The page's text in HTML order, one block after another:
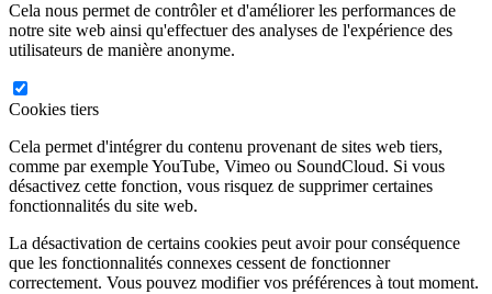
Cela nous permet de contrôler et d'améliorer les performances de
notre site web ainsi qu'effectuer des analyses de l'expérience des
utilisateurs de manière anonyme.
Cookies tiers
Cela permet d'intégrer du contenu provenant de sites web tiers,
comme par exemple YouTube, Vimeo ou SoundCloud. Si vous
désactivez cette fonction, vous risquez de supprimer certaines
fonctionnalités du site web.
La désactivation de certains cookies peut avoir pour conséquence
que les fonctionnalités connexes cessent de fonctionner
correctement. Vous pouvez modifier vos préférences à tout moment.